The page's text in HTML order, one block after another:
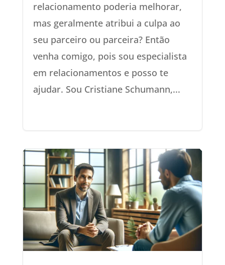
relacionamento poderia melhorar,
mas geralmente atribui a culpa ao
seu parceiro ou parceira? Então
venha comigo, pois sou especialista
em relacionamentos e posso te
ajudar. Sou Cristiane Schumann,...